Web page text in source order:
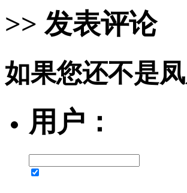
>> 发表评论
如果您还不是
用户：